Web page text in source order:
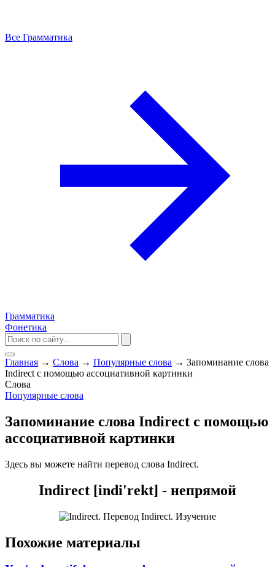
Все Грамматика
Грамматика
Фонетика
Главная → Слова → Популярные слова → Запоминание слова
Indirect с помощью ассоциативной картинки
Слова
Популярные слова
Запоминание слова Indirect с помощью
ассоциативной картинки
Здесь вы можете найти перевод слова Indirect.
Indirect [indi'rekt] - непрямой
Похожие материалы